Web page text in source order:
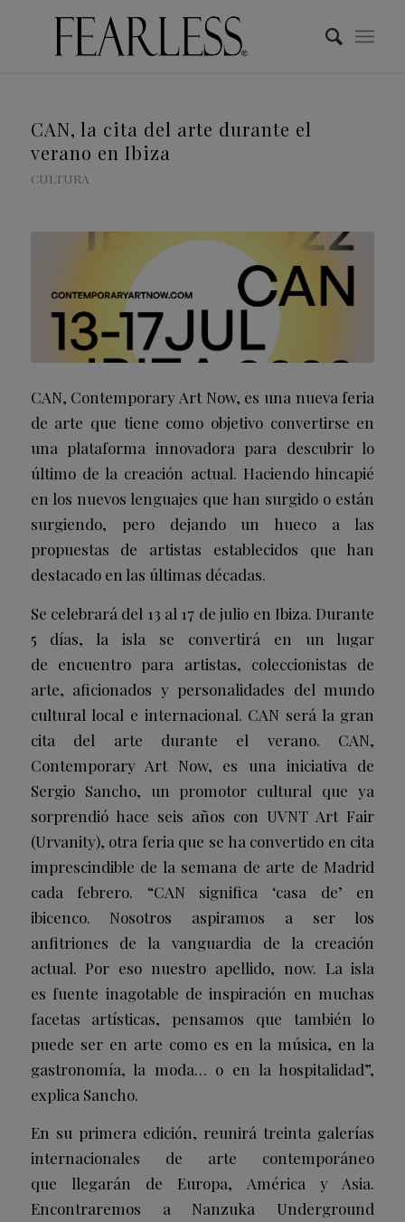
CAN, la cita del arte durante el
verano en Ibiza
CULTURA
CAN, Contemporary Art Now, es una nueva feria
de arte que tiene como objetivo convertirse en
una plataforma innovadora para descubrir lo
último de la creación actual. Haciendo hincapié
en los nuevos lenguajes que han surgido o están
surgiendo, pero dejando un hueco a las
propuestas de artistas establecidos que han
destacado en las últimas décadas.
Se celebrará del 13 al 17 de julio en Ibiza. Durante
5 días, la isla se convertirá en un lugar
de encuentro para artistas, coleccionistas de
arte, aficionados y personalidades del mundo
cultural local e internacional. CAN será la gran
cita del arte durante el verano. CAN,
Contemporary Art Now, es una iniciativa de
Sergio Sancho, un promotor cultural que ya
sorprendió hace seis años con UVNT Art Fair
(Urvanity), otra feria que se ha convertido en cita
imprescindible de la semana de arte de Madrid
cada febrero. “CAN significa ‘casa de’ en
ibicenco. Nosotros aspiramos a ser los
anfitriones de la vanguardia de la creación
actual. Por eso nuestro apellido, now. La isla
es fuente inagotable de inspiración en muchas
facetas artísticas, pensamos que también lo
puede ser en arte como es en la música, en la
gastronomía, la moda… o en la hospitalidad”,
explica Sancho.
En su primera edición, reunirá treinta galerías
internacionales de arte contemporáneo
que llegarán de Europa, América y Asia.
Encontraremos a Nanzuka Underground